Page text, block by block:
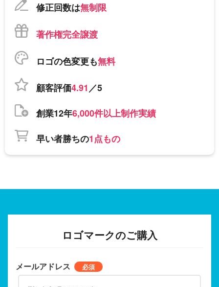
修正回数は無制限
著作権完全譲渡
ロゴの色変更も無料
顧客評価4.91／5
創業12年6,000件以上制作実績
早い者勝ちの1点もの
ロゴマークのご購入
メールアドレス